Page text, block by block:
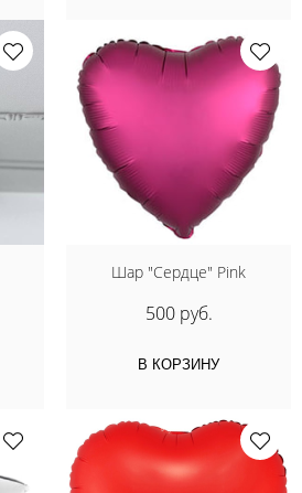
Шар "Сердце" Pink
500 руб.
В КОРЗИНУ